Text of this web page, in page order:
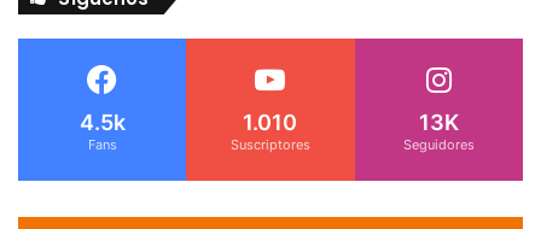
4.5k
Fans
1.010
Suscriptores
13K
Seguidores